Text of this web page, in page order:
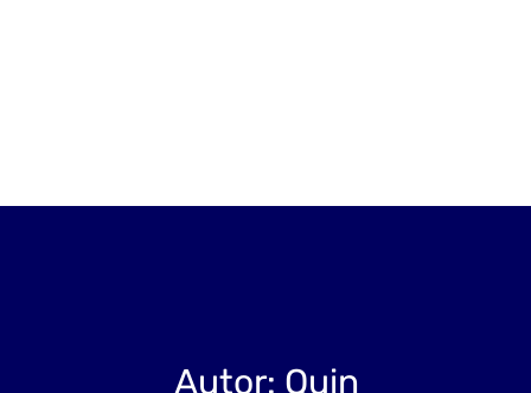
Autor: Quin